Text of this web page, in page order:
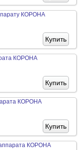
КОРОНА
Купить
КОРОНА
Купить
КОРОНА
Купить
КОРОНА